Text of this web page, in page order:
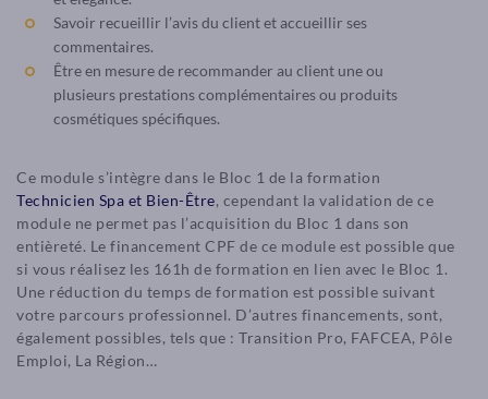
Savoir recueillir l’avis du client et accueillir ses
commentaires.
Être en mesure de recommander au client une ou
plusieurs prestations complémentaires ou produits
cosmétiques spécifiques.
Ce module s’intègre dans le Bloc 1 de la formation
Technicien Spa et Bien-Être, cependant la validation de ce
module ne permet pas l’acquisition du Bloc 1 dans son
entièreté. Le financement CPF de ce module est possible que
si vous réalisez les 161h de formation en lien avec le Bloc 1.
Une réduction du temps de formation est possible suivant
votre parcours professionnel. D’autres financements, sont,
également possibles, tels que : Transition Pro, FAFCEA, Pôle
Emploi, La Région…